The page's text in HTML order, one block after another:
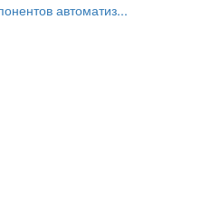
автоматиз...